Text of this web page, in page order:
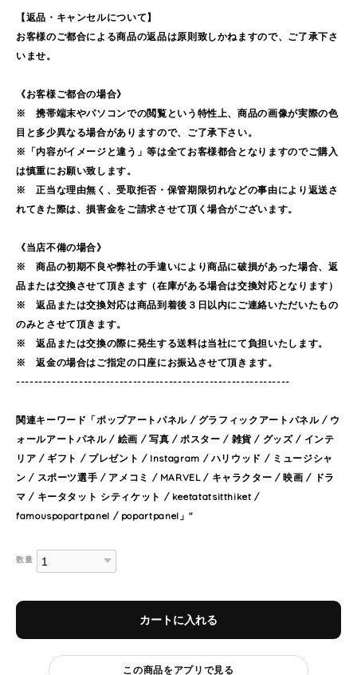
【返品・キャンセルについて】
お客様のご都合による商品の返品は原則致しかねますので、ご了承下さ
いませ。
《お客様ご都合の場合》
※ 携帯端末やパソコンでの閲覧という特性上、商品の画像が実際の色
目と多少異なる場合がありますので、ご了承下さい。
※「内容がイメージと違う」等は全てお客様都合となりますのでご購入
は慎重にお願い致します。
※ 正当な理由無く、受取拒否・保管期限切れなどの事由により返送さ
れてきた際は、損害金をご請求させて頂く場合がございます。
《当店不備の場合》
※ 商品の初期不良や弊社の手違いにより商品に破損があった場合、返
品または交換させて頂きます（在庫がある場合は交換対応となります）
※ 返品または交換対応は商品到着後３日以内にご連絡いただいたもの
のみとさせて頂きます。
※ 返品または交換の際に発生する送料は当社にて負担いたします。
※ 返金の場合はご指定の口座にお振込させて頂きます。
-------------------------------------------------------------
関連キーワード「ポップアートパネル / グラフィックアートパネル / ウ
ォールアートパネル / 絵画 / 写真 / ポスター / 雑貨 / グッズ / インテ
リア / ギフト / プレゼント / Instagram / ハリウッド / ミュージシャ
ン / スポーツ選手 / アメコミ / MARVEL / キャラクター / 映画 / ドラ
マ / キータタット シティケット / keetatatsitthiket /
famouspopartpanel / popartpanel」"
数量
カートに入れる
この商品をアプリで見る